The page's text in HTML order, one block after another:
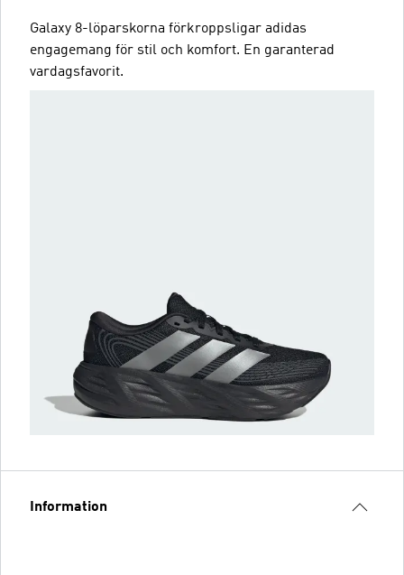
Galaxy 8-löparskorna förkroppsligar adidas
engagemang för stil och komfort. En garanterad
vardagsfavorit.
Information